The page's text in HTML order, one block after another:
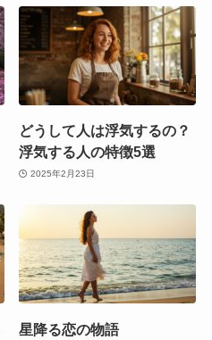
どうして人は浮気するの？
浮気する人の特徴5選
2025年2月23日
星降る恋の物語